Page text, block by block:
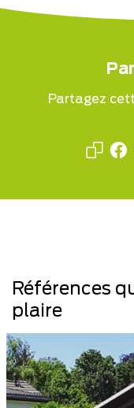
Partagez
Références
plaire